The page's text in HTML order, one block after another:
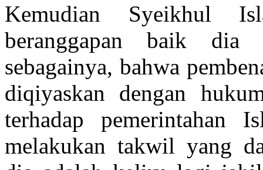
Kemudian Syeikhul
beranggapan baik
sebagainya, bahwa
diqiyaskan dengan
terhadap pemerintahan
melakukan takwil yang